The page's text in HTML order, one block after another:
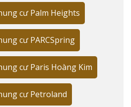
cư Palm Heights
cư PARCSpring
cư Paris Hoàng Kim
cư Petroland